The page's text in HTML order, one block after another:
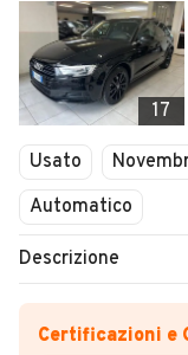
17
Usato
Automatico
Descrizione
Certificazioni e